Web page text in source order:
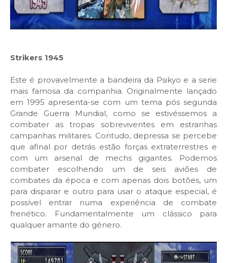
Strikers 1945
Este é provavelmente a bandeira da Psikyo e a serie
mais famosa da companhia. Originalmente lançado
em 1995 apresenta-se com um tema pós segunda
Grande Guerra Mundial, como se estivéssemos a
combater as tropas sobreviventes em estranhas
campanhas militares. Contudo, depressa se percebe
que afinal por detrás estão forças extraterrestres e
com um arsenal de mechs gigantes. Podemos
combater escolhendo um de seis aviões de
combates da época e com apenas dois botões, um
para disparar e outro para usar o ataque especial, é
possível entrar numa experiência de combate
frenético. Fundamentalmente um clássico para
qualquer amante do género.